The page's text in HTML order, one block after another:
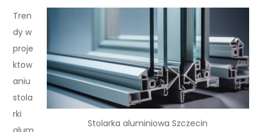
Stolarka aluminiowa Szczecin
Tren
dy w
proje
ktow
aniu
stola
rki